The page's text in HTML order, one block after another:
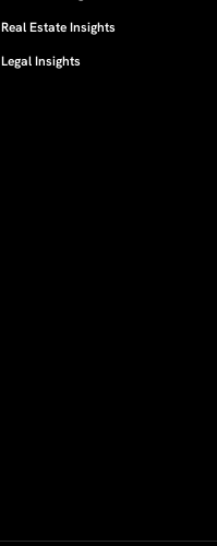
Real Estate Insights
Legal Insights